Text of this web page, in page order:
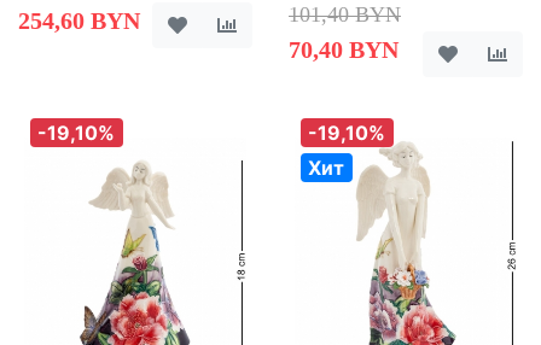
254,60 BYN
101,40 BYN
70,40 BYN
-19,10%
-19,10%
Хит